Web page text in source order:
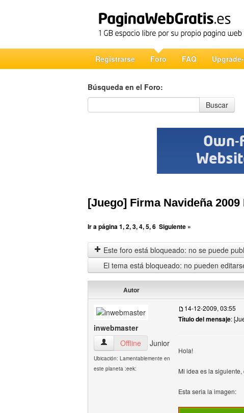
Registrarse Foro FAQ
Búsqueda en el Foro:
Búsqueda en el Foro
Buscar
[Juego] Firma Navideña 2009
Ir a página1,2,3,4,5,6 Siguiente »
Este foro está bloqueado: no se puede
El tema está bloqueado: no pueden
Autor
inwebmaster
inwebmaster Ver perfil del usuario
Offline Junior
Ubicación: Lamentablemente en
este planeta :eek:
14-12-2009, 03:55
Título del mensaje:
Hola!
Mi idea es la
Esta seria la imagen: